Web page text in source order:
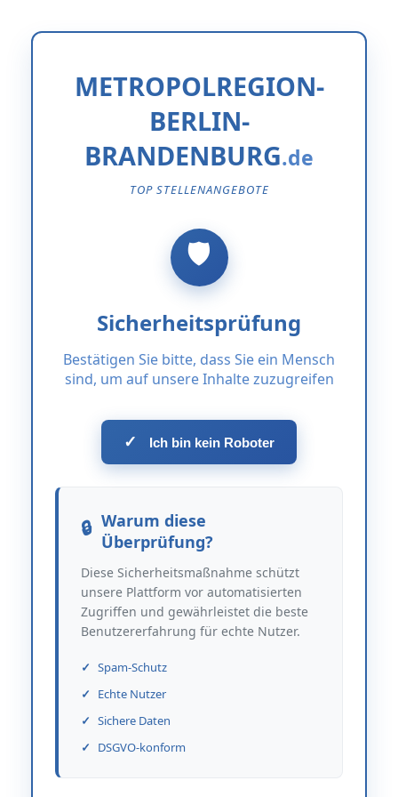
METROPOLREGION-
BERLIN-
BRANDENBURG
TOP STELLENANGEBOTE
Sicherheitsprüfung
Bestätigen Sie bitte, dass Sie ein Mensch
sind, um auf unsere Inhalte zuzugreifen
✓ Ich bin kein Roboter
Warum diese
Überprüfung?
Diese Sicherheitsmaßnahme schützt
unsere Plattform vor automatisierten
Zugriffen und gewährleistet die beste
Benutzererfahrung für echte Nutzer.
Spam-Schutz
Echte Nutzer
Sichere Daten
DSGVO-konform